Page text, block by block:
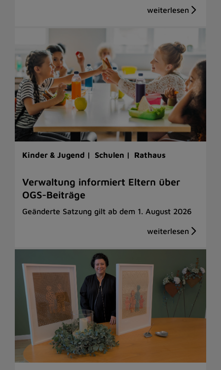
Kinder & Jugend | Schulen | Rathaus
Verwaltung informiert Eltern über
OGS-Beiträge
Geänderte Satzung gilt ab dem 1. August 2026